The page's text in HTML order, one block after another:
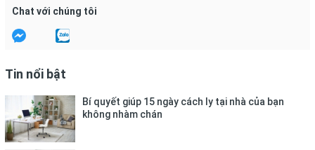
Chat với chúng tôi
Tin nổi bật
Bí quyết giúp 15 ngày cách ly tại nhà của bạn
không nhàm chán